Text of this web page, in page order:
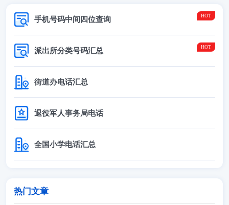
手机号码中间四位查询
派出所分类号码汇总
街道办电话汇总
退役军人事务局电话
全国小学电话汇总
热门文章